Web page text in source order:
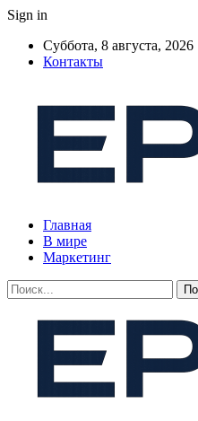
Sign in
Суббота, 8 августа, 2026
Контакты
Главная
В мире
Маркетинг